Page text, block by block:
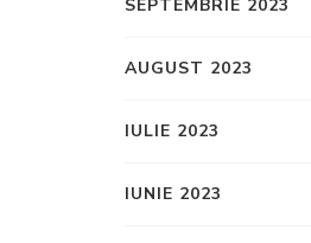
SEPTEMBRIE 2023
AUGUST 2023
IULIE 2023
IUNIE 2023